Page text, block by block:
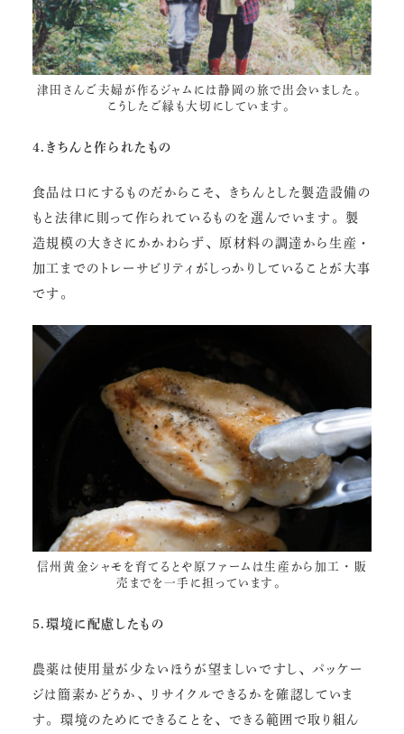
津田さんご夫婦が作るジャム には静岡の旅で出会いました。
こうしたご縁も大切にしています。
4.きちんと作られたもの
食品は口にするものだからこそ、きちんとした製造設備の
もと法律に則って作られているものを選んでいます。製
造規模の大きさにかかわらず、原材料の調達から生産・
加工までのトレーサビリティがしっかりしていることが大事
です。
信州黄金シャモを育てる とや原ファーム は生産から加工・販
売までを一手に担っています。
5.環境に配慮したもの
農薬は使用量が少ないほうが望ましいですし、パッケー
ジは簡素かどうか、リサイクルできるかを確認していま
す。環境のためにできることを、できる範囲で取り組ん